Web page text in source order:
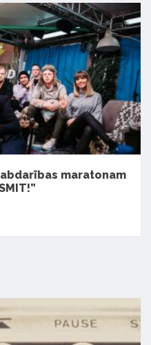
maratonam